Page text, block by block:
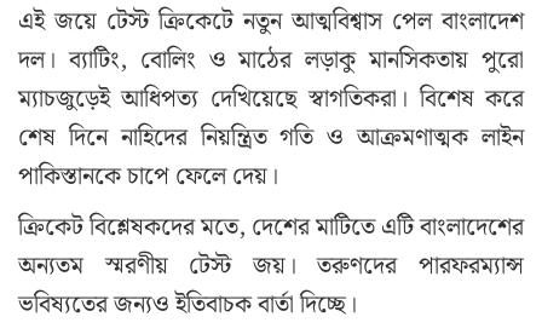
এই জয়ে টেস্ট ক্রিকেটে নতুন আত্মবিশ্বাস পেল বাংলাদেশ
দল। ব্যাটিং, বোলিং ও মাঠের লড়াকু মানসিকতায় পুরো
ম্যাচজুড়েই আধিপত্য দেখিয়েছে স্বাগতিকরা। বিশেষ করে
শেষ দিনে নাহিদের নিয়ন্ত্রিত গতি ও আক্রমণাত্মক লাইন
পাকিস্তানকে চাপে ফেলে দেয়।
ক্রিকেট বিশ্লেষকদের মতে, দেশের মাটিতে এটি বাংলাদেশের
অন্যতম স্মরণীয় টেস্ট জয়। তরুণদের পারফরম্যান্স
ভবিষ্যতের জন্যও ইতিবাচক বার্তা দিচ্ছে।